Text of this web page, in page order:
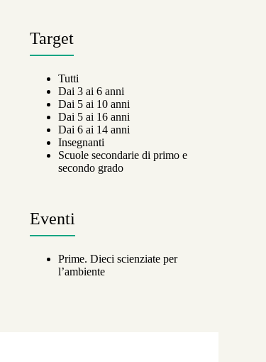
Target
Tutti
Dai 3 ai 6 anni
Dai 5 ai 10 anni
Dai 5 ai 16 anni
Dai 6 ai 14 anni
Insegnanti
Scuole secondarie di primo e
secondo grado
Eventi
Prime. Dieci scienziate per
l’ambiente